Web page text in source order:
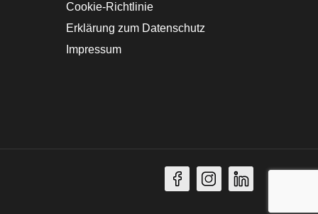
Cookie-Richtlinie
Erklärung zum Datenschutz
Impressum